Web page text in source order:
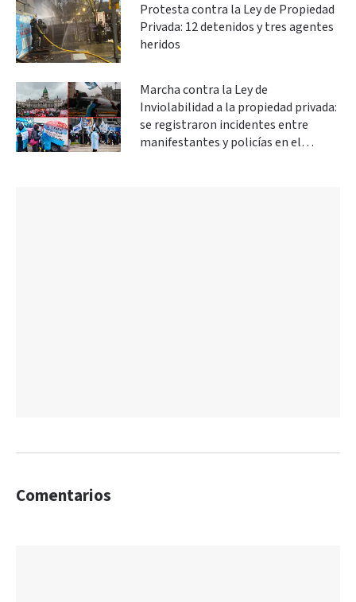
Protesta contra la Ley de Propiedad
Privada: 12 detenidos y tres agentes
heridos
Marcha contra la Ley de
Inviolabilidad a la propiedad privada:
se registraron incidentes entre
manifestantes y policías en el
Comentarios